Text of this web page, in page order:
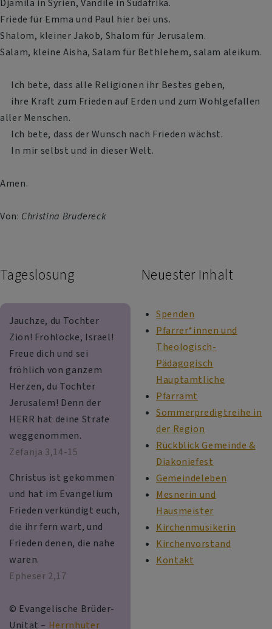
Djamila in Syrien, Vandile in Südafrika.
Friede für Emma und Paul hier bei uns.
Shalom, kleiner Jakob, Shalom für Jerusalem.
Salam, kleine Aisha, Salam für Bethlehem, salam aleikum.
Ich bete, dass alle Religionen ihr Bestes geben,
ihre Kraft zum Frieden auf Erden und zum Wohlgefallen
aller Menschen.
Ich bete, dass der Wunsch nach Frieden wächst.
In mir selbst und in dieser Welt.
Amen.
Von: Christina Brudereck
Tageslosung
Jauchze, du Tochter
Zion! Frohlocke, Israel!
Freue dich und sei
fröhlich von ganzem
Herzen, du Tochter
Jerusalem! Denn der
HERR hat deine Strafe
weggenommen.
Zefanja 3,14-15
Christus ist gekommen
und hat im Evangelium
Frieden verkündigt euch,
die ihr fern wart, und
Frieden denen, die nahe
waren.
Epheser 2,17
© Evangelische Brüder-
Unität – Herrnhuter
Neuester Inhalt
Spenden
Pfarrer*innen und
Theologisch-
Pädagogisch
Hauptamtliche
Pfarramt
Sommerpredigtreihe in
der Region
Rückblick Gemeinde &
Diakoniefest
Gemeindeleben
Mesnerin und
Hausmeister
Kirchenmusikerin
Kirchenvorstand
Kontakt